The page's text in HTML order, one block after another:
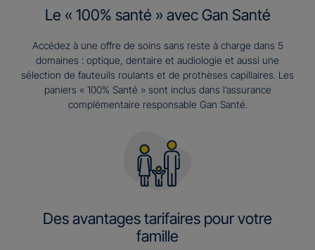
Le « 100% santé » avec Gan Santé
Accédez à une offre de soins sans reste à charge dans 5
domaines : optique, dentaire et audiologie et aussi une
sélection de fauteuils roulants et de prothèses capillaires. Les
paniers « 100% Santé » sont inclus dans l’assurance
complémentaire responsable Gan Santé.
Des avantages tarifaires pour votre
famille